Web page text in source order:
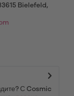
Bielefeld,
С Cosmic